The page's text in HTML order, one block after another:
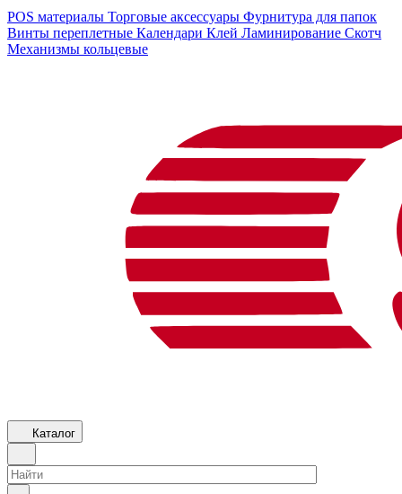
POS материалы Торговые аксессуары Фурнитура для папок
Винты переплетные Календари Клей Ламинирование Скотч
Механизмы кольцевые
Каталог